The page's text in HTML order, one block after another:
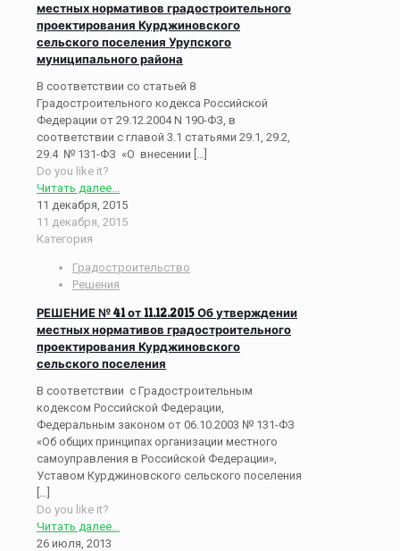
местных нормативов градостроительного
проектирования Курджиновского
сельского поселения Урупского
муниципального района
В соответствии со статьей 8
Градостроительного кодекса Российской
Федерации от 29.12.2004 N 190-ФЗ, в
соответствии с главой 3.1 статьями 29.1, 29.2,
29.4 № 131-ФЗ «О внесении
Do you like it?
Читать далее...
11 декабря, 2015
11 декабря, 2015
Категория
Градостроительство
Решения
РЕШЕНИЕ № 41 от 11.12.2015 Об утверждении
местных нормативов градостроительного
проектирования Курджиновского
сельского поселения
В соответствии с Градостроительным
кодексом Российской Федерации,
Федеральным законом от 06.10.2003 № 131-ФЗ
«Об общих принципах организации местного
самоуправления в Российской Федерации»,
Уставом Курджиновского сельского поселения
Do you like it?
Читать далее...
26 июля, 2013